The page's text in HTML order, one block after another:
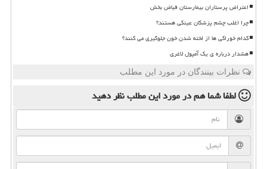
اعتراض پرستاران بیمارستان فیاض بخش
چرا اغلب چشم پزشکان عینکی هستند؟
کدام خوراکی ها از لخته شدن خون جلوگیری می کنند؟
هشدار درباره ی یک آمپول لاغری
نظرات بینندگان در مورد این مطلب
لطفا شما همدر مورد این مطلبنظر دهید